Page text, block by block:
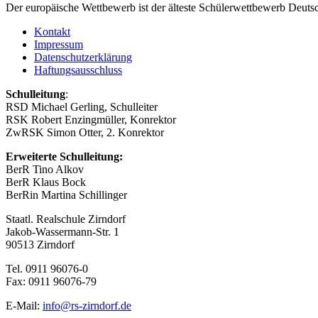
Der europäische Wettbewerb ist der älteste Schülerwettbewerb
Kontakt
Impressum
Datenschutzerklärung
Haftungsausschluss
Schulleitung:
RSD Michael Gerling, Schulleiter
RSK Robert Enzingmüller, Konrektor
ZwRSK Simon Otter, 2. Konrektor
Erweiterte Schulleitung:
BerR Tino Alkov
BerR Klaus Bock
BerRin Martina Schillinger
Staatl. Realschule Zirndorf
Jakob-Wassermann-Str. 1
90513 Zirndorf
Tel. 0911 96076-0
Fax: 0911 96076-79
E-Mail: info@rs-zirndorf.de